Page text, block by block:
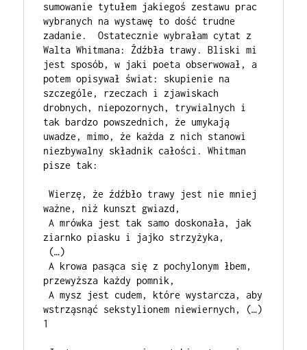
sumowanie tytułem jakiegoś zestawu prac
wybranych na wystawę to dość trudne
zadanie.  Ostatecznie wybrałam cytat z
Walta Whitmana: Źdźbła trawy. Bliski mi
jest sposób, w jaki poeta obserwował, a
potem opisywał świat: skupienie na
szczególe, rzeczach i zjawiskach
drobnych, niepozornych, trywialnych i
tak bardzo powszednich, że umykają
uwadze, mimo, że każda z nich stanowi
niezbywalny składnik całości. Whitman
pisze tak:
Wierzę, że źdźbło trawy jest nie mniej
ważne, niż kunszt gwiazd,
A mrówka jest tak samo doskonała, jak
ziarnko piasku i jajko strzyżyka,
(…)
A krowa pasąca się z pochylonym łbem,
przewyższa każdy pomnik,
A mysz jest cudem, które wystarcza, aby
wstrząsnąć sekstylionem niewiernych, (…)
1